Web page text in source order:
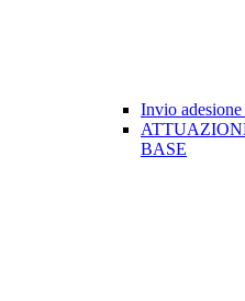
Invio
BASE